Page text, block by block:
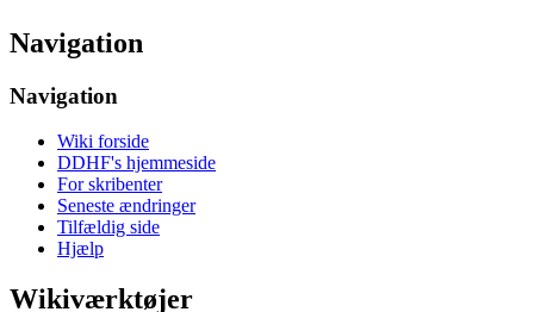
Navigation
Navigation
Wiki forside
DDHF's hjemmeside
For skribenter
Seneste ændringer
Tilfældig side
Hjælp
Wikiværktøjer